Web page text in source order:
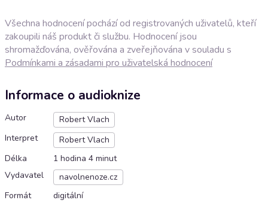
Všechna hodnocení pochází od registrovaných uživatelů, kteří
zakoupili náš produkt či službu. Hodnocení jsou
shromažďována, ověřována a zveřejňována v souladu s
Podmínkami a zásadami pro uživatelská hodnocení
Informace o audioknize
Autor
Robert Vlach
Interpret
Robert Vlach
Délka
1 hodina 4 minut
Vydavatel
navolnenoze.cz
Formát
digitální